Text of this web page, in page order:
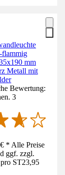
flammig
mm
Metall mit
Bewertung:
3
* Alle Preise
ggf. zzgl.
ST23,95